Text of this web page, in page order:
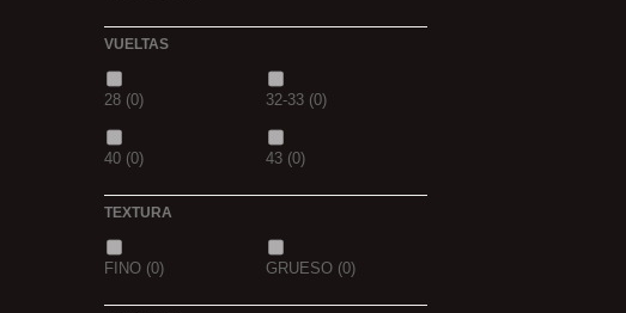
MIEL OCEAN LIVER
GOLDEN X
VUELTAS
28 (0) 32-33 (0)
40 (0) 43 (0)
TEXTURA
FINO (0) GRUESO (0)